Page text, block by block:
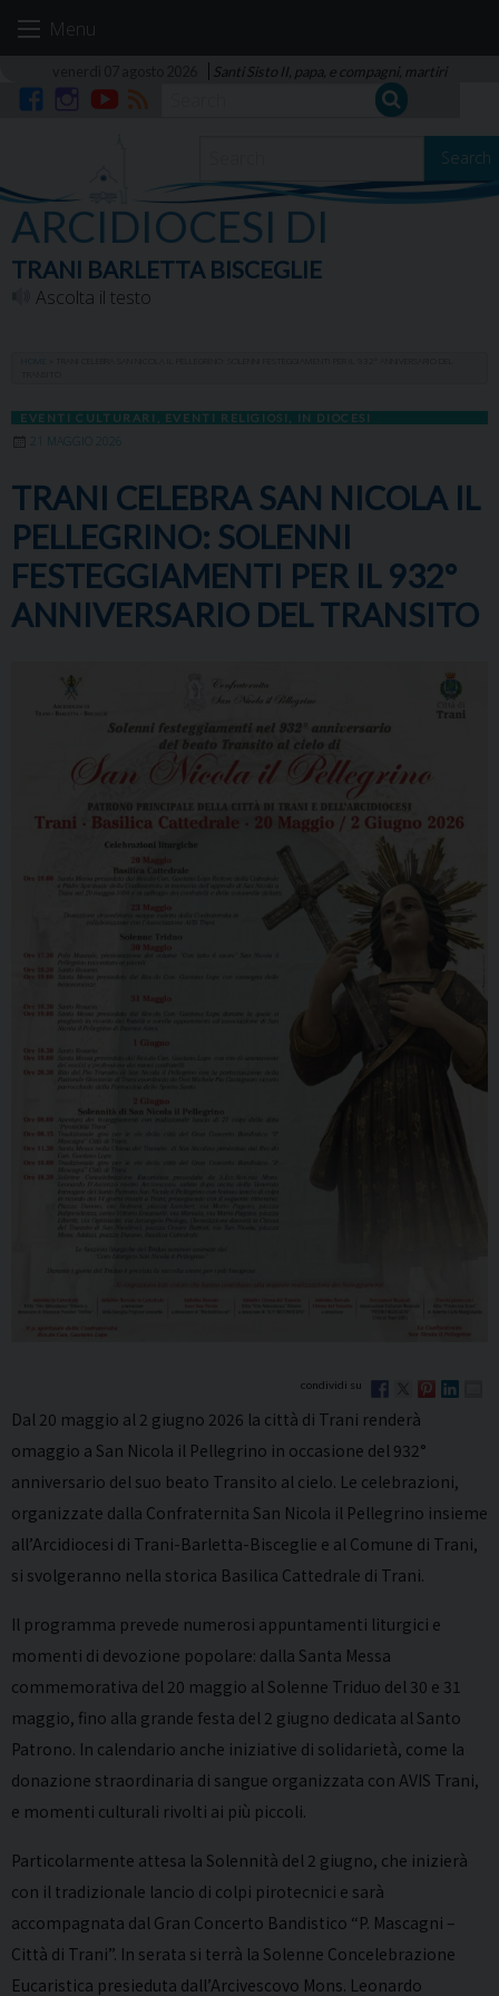
Menu
Santi Sisto II, papa, e compagni, martiri
Search
ARCIDIOCESI DI
TRANI BARLETTA BISCEGLIE
Ascolta il testo
EVENTI CULTURARI EVENTI RELIGIOSI IN DIOCESI
21 MAGGIO 2026
TRANI CELEBRA SAN NICOLA IL
PELLEGRINO: SOLENNI
FESTEGGIAMENTI PER IL 932°
ANNIVERSARIO DEL TRANSITO
Dal 20 maggio al 2 giugno 2026 la città di Trani renderà
omaggio a San Nicola il Pellegrino in occasione del 932°
anniversario del suo beato Transito al cielo. Le celebrazioni,
organizzate dalla Confraternita San Nicola il Pellegrino insieme
all’Arcidiocesi di Trani-Barletta-Bisceglie e al Comune di Trani,
si svolgeranno nella storica Basilica Cattedrale di Trani.
Il programma prevede numerosi appuntamenti liturgici e
momenti di devozione popolare: dalla Santa Messa
commemorativa del 20 maggio al Solenne Triduo del 30 e 31
maggio, fino alla grande festa del 2 giugno dedicata al Santo
Patrono. In calendario anche iniziative di solidarietà, come la
donazione straordinaria di sangue organizzata con AVIS Trani,
e momenti culturali rivolti ai più piccoli.
Particolarmente attesa la Solennità del 2 giugno, che inizierà
con il tradizionale lancio di colpi pirotecnici e sarà
accompagnata dal Gran Concerto Bandistico “P. Mascagni –
Città di Trani”. In serata si terrà la Solenne Concelebrazione
Eucaristica presieduta dall’Arcivescovo Mons. Leonardo